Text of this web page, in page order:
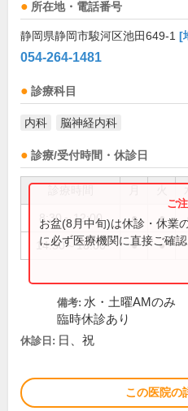
所在地・電話番号
静岡県静岡市駿河区池田649-1 [
054-264-1481
診療科目
内科 脳神経内科
診療/受付時間・休診日
8:30～12:00 ● ●
14:30～18:00 ● ●
お盆(8月中旬)は休診・休業
に必ず医療機関に直接ご確認
備考: 水・土曜AMのみ
臨時休診あり
休診日: 日、祝
この医院の